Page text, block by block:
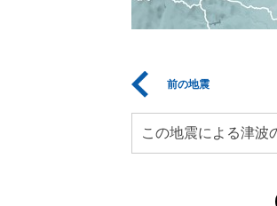
前の地震
この地震による津波